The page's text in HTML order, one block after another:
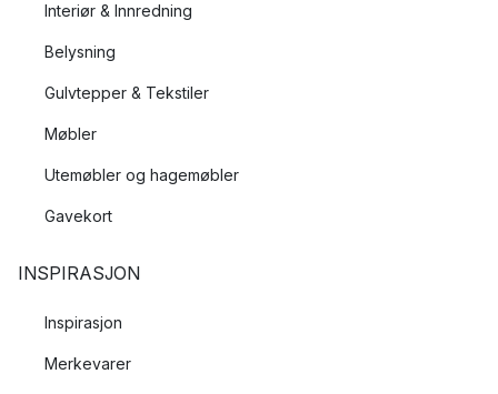
Interiør & Innredning
Belysning
Gulvtepper & Tekstiler
Møbler
Utemøbler og hagemøbler
Gavekort
INSPIRASJON
Inspirasjon
Merkevarer